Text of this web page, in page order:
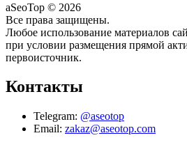
aSeoTop © 2026
Все права защищены.
Любое использование материалов
при условии размещения прямой
первоисточник.
Контакты
Telegram: @aseotop
Email: zakaz@aseotop.com